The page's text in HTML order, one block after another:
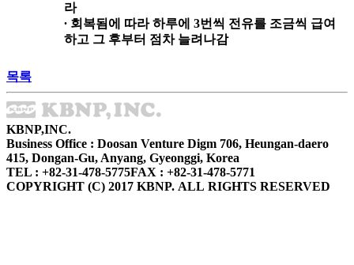
라
∙ 회복됨에 따라 하루에 3번씩 전유를 조금씩 급여
하고 그 후부터 점차 늘려나감
목록
KBNP,INC.
Business Office : Doosan Venture Digm 706, Heungan-daero
415, Dongan-Gu, Anyang, Gyeonggi, Korea
TEL : +82-31-478-5775FAX : +82-31-478-5771
COPYRIGHT (C) 2017 KBNP. ALL RIGHTS RESERVED